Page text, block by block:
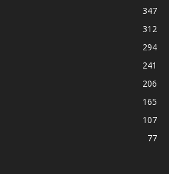
347
312
294
241
206
165
107
77